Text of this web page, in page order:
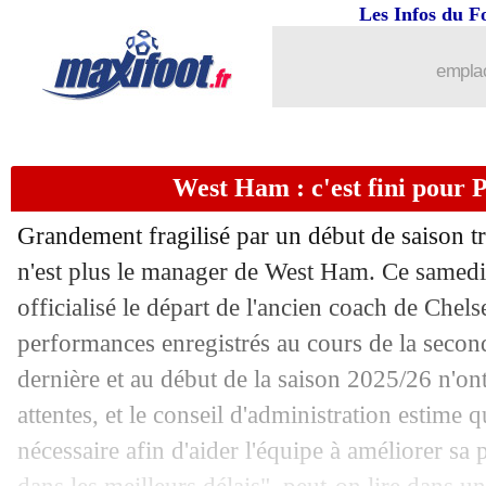
Les Infos du
West Ham : c'est fini pour
Grandement fragilisé par un début de saison
n'est plus le manager de West Ham. Ce
officialisé le départ de l'ancien coach de
performances enregistrés au cours de la
dernière et au début de la saison 2025/26
attentes, et le conseil d'administration estime
nécessaire afin d'aider l'équipe à améliorer sa
: Lorient-Monaco, les compos
27/09 L2: Dunkerque cartonne, Montpellier
27/09 OM: Vaz sent la confiance de De
27/09 PSG : Zaïre-Emery, son clan calme le
27/09 : le verdict tombe pour Joan
27/09 Auxerre: son futur, le beau geste de
27/09 Bayern : Kane répond aux rumeurs